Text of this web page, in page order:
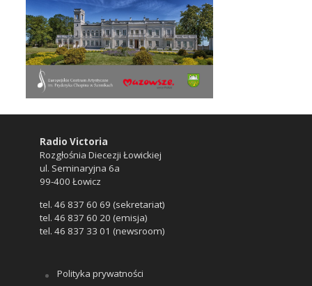
Radio Victoria
Rozgłośnia Diecezji Łowickiej
ul. Seminaryjna 6a
99-400 Łowicz
tel. 46 837 60 69 (sekretariat)
tel. 46 837 60 20 (emisja)
tel. 46 837 33 01 (newsroom)
Polityka prywatności